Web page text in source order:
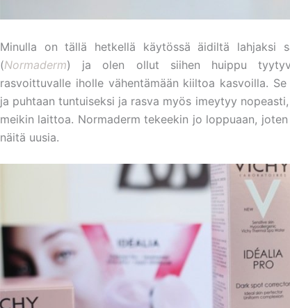
Minulla on tällä hetkellä käytössä äidiltä lahjaksi
(Normaderm) ja olen ollut siihen huippu
rasvoittuvalle iholle vähentämään kiiltoa kasvoilla.
ja puhtaan tuntuiseksi ja rasva myös imeytyy
meikin laittoa. Normaderm tekeekin jo loppuaan,
näitä uusia.